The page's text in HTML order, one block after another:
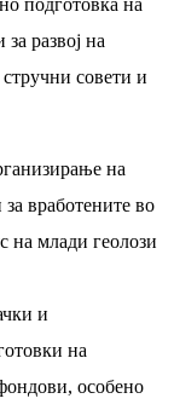
развој на
совети и
на
вработените во
на млади геолози
и
на
особено